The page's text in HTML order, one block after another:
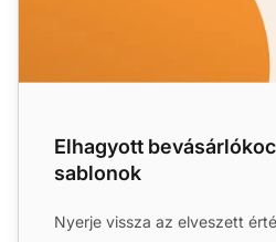
Elhagyott
sablonok
Nyerje vissza az elveszett